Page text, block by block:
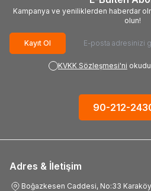
Kampanya ve yeniliklerden haberdar
olun!
Kayıt Ol
KVKK Sözleşmesi'ni
90-212-
Adres & İletişim
Boğazkesen Caddesi, No:33